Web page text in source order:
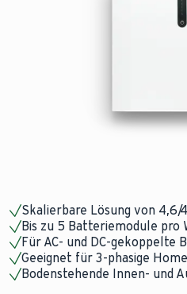
Skalierbare Lösung von
Bis zu 5 Batteriemodule pro
Für AC- und DC-gekoppelte
Geeignet für 3-phasige
Bodenstehende Innen- und